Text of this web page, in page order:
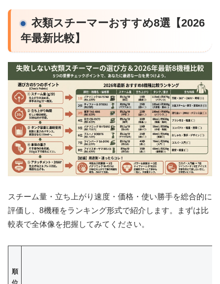
衣類スチーマーおすすめ8選【2026
年最新比較】
スチーム量・立ち上がり速度・価格・使い勝手を総合的に
評価し、8機種をランキング形式で紹介します。まずは比
較表で全体像を把握してみてください。
順